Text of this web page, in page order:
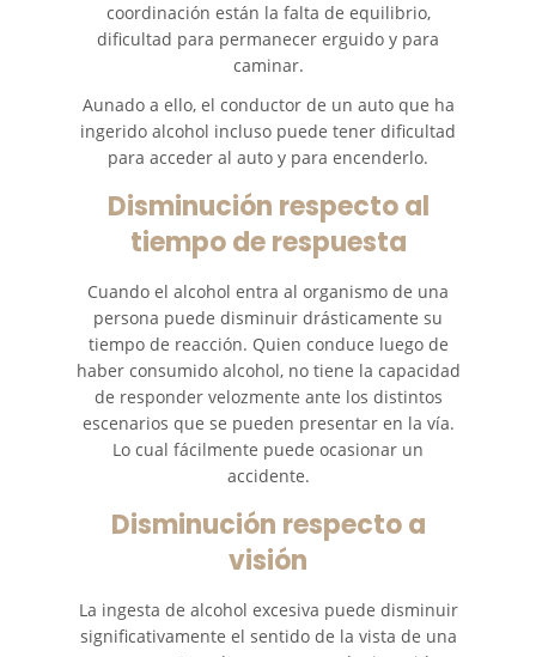
Daños que se Pueden
Recuperar en una Demanda
de Muerte por Negligencia
Cómo Presentar una
Demanda de Muerte por
Negligencia
Estatuto de Limitaciones
Negligencia Médica
Bicycle Accident
Bicycle Accident Causes
Bicycle Laws on Personal Injury
Types of Compensation
Bus Accident
coordinación están la falta de equilibrio,
dificultad para permanecer erguido y para
caminar.
Aunado a ello, el conductor de un auto que ha
ingerido alcohol incluso puede tener dificultad
para acceder al auto y para encenderlo.
Disminución respecto al
tiempo de respuesta
Cuando el alcohol entra al organismo de una
persona puede disminuir drásticamente su
tiempo de reacción. Quien conduce luego de
haber consumido alcohol, no tiene la capacidad
de responder velozmente ante los distintos
escenarios que se pueden presentar en la vía.
Lo cual fácilmente puede ocasionar un
accidente.
Disminución respecto a
visión
La ingesta de alcohol excesiva puede disminuir
significativamente el sentido de la vista de una